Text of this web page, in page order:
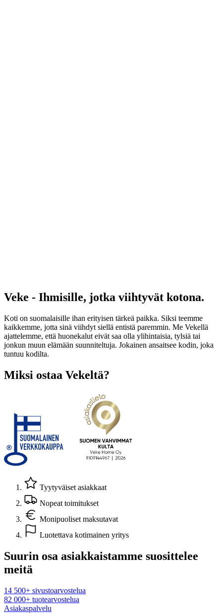
Veke - Ihmisille, jotka viihtyvät kotona.
Koti on suomalaisille ihan erityisen tärkeä paikka. Siksi teemme
kaikkemme, jotta sinä viihdyt siellä entistä paremmin. Me Vekellä
ajattelemme, että huonekalut eivät saa olla ylihintaisia, tylsiä tai
jonkun muun elämään suunniteltuja. Jokainen ansaitsee kodin, joka
tuntuu kodilta.
Miksi ostaa Vekeltä?
Tyytyväiset asiakkaat
Nopeat toimitukset
Monipuoliset maksutavat
Luotettava kotimainen yritys
Suurin osa asiakkaistamme suosittelee
meitä
14 500+ sivustoarvostelua
82 000+ tuotearvostelua
Asiakaspalvelu